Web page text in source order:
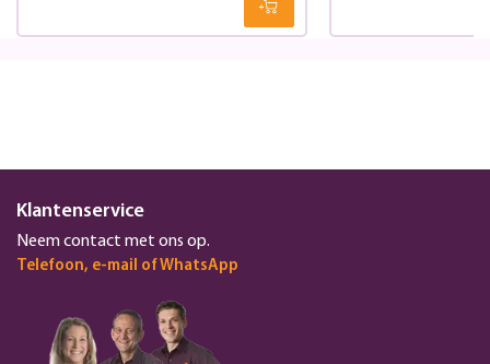
Klantenservice
Neem contact met ons op.
Telefoon, e-mail of WhatsApp